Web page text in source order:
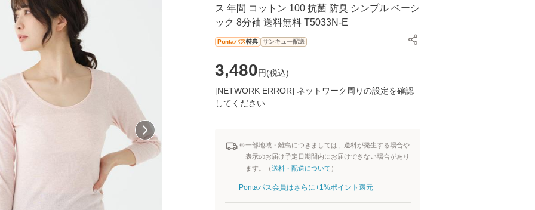
ス 年間 コットン 100 抗菌 防臭 シンプル ベーシ
ック 8分袖 送料無料 T5033N-E
Pontaパス特典 サンキュー配送
3,480円(税込)
[NETWORK ERROR] ネットワーク周りの設定を確認
してください
※一部地域・離島につきましては、送料が発生する場合や
表示のお届け予定日期間内にお届けできない場合があり
ます。（送料・配送について ）
Pontaパス会員はさらに+1%ポイント還元